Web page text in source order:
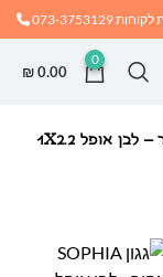
לקוחות073-3753129
0
₪0.00